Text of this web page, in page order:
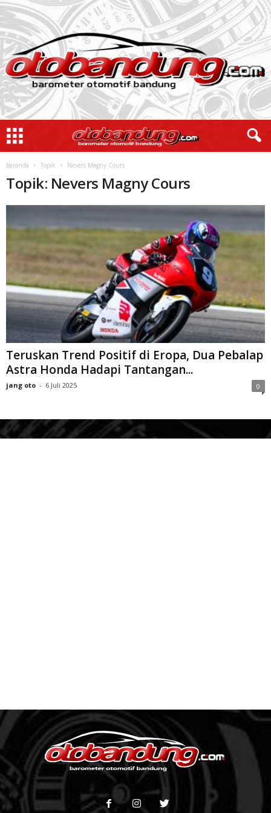
Beranda Topik Nevers Magny Cours
Topik: Nevers Magny Cours
Teruskan Trend Positif di Eropa, Dua Pebalap
Astra Honda Hadapi Tantangan...
jang oto - 6 Juli 2025 0